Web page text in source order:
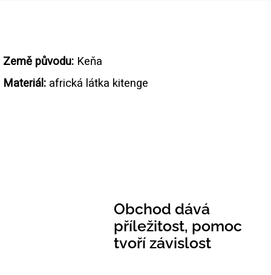
Země původu: Keňa
Materiál: africká látka kitenge
Obchod dává
příležitost, pomoc
tvoří závislost